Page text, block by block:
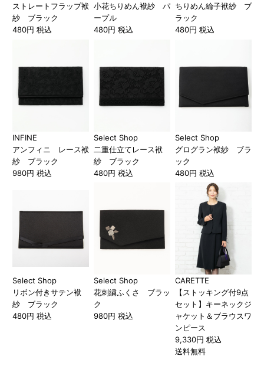
ストレートフラップ袱
紗 ブラック
480円 税込
小花ちりめん袱紗 パ
ープル
480円 税込
ちりめん綸子袱紗 ブ
ラック
480円 税込
INFINE
アンフィニ レース袱
紗 ブラック
980円 税込
Select Shop
二重仕立てレース袱
紗 ブラック
480円 税込
Select Shop
グログラン袱紗 ブラ
ック
480円 税込
Select Shop
リボン付きサテン袱
紗 ブラック
480円 税込
Select Shop
花刺繍ふくさ ブラッ
ク
980円 税込
CARETTE
【ストッキング付9点
セット】キーネックジ
ャケット＆ブラウスワ
ンピース
9,330円 税込
送料無料